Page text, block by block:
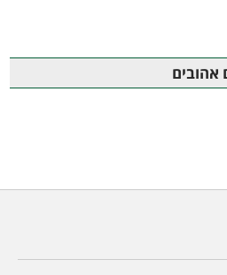
אהובים